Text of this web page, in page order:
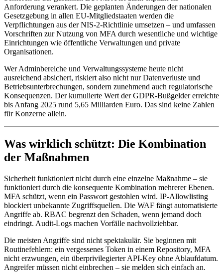
Anforderung verankert. Die geplanten Änderungen der nationalen
Gesetzgebung in allen EU-Mitgliedstaaten werden die
Verpflichtungen aus der NIS-2-Richtlinie umsetzen – und umfassen
Vorschriften zur Nutzung von MFA durch wesentliche und wichtige
Einrichtungen wie öffentliche Verwaltungen und private
Organisationen.
Wer Adminbereiche und Verwaltungssysteme heute nicht
ausreichend absichert, riskiert also nicht nur Datenverluste und
Betriebsunterbrechungen, sondern zunehmend auch regulatorische
Konsequenzen. Der kumulierte Wert der GDPR-Bußgelder erreichte
bis Anfang 2025 rund 5,65 Milliarden Euro. Das sind keine Zahlen
für Konzerne allein.
Was wirklich schützt: Die Kombination
der Maßnahmen
Sicherheit funktioniert nicht durch eine einzelne Maßnahme – sie
funktioniert durch die konsequente Kombination mehrerer Ebenen.
MFA schützt, wenn ein Passwort gestohlen wird. IP-Allowlisting
blockiert unbekannte Zugriffsquellen. Die WAF fängt automatisierte
Angriffe ab. RBAC begrenzt den Schaden, wenn jemand doch
eindringt. Audit-Logs machen Vorfälle nachvollziehbar.
Die meisten Angriffe sind nicht spektakulär. Sie beginnen mit
Routinefehlern: ein vergessenes Token in einem Repository, MFA
nicht erzwungen, ein überprivilegierter API-Key ohne Ablaufdatum.
Angreifer müssen nicht einbrechen – sie melden sich einfach an.